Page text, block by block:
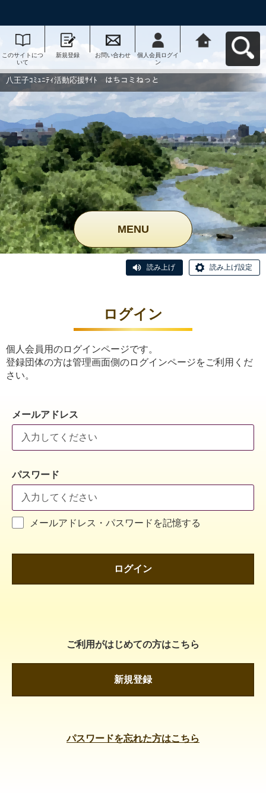
このサイトにつ
いて
新規登録 お問い合わせ
個人会員ログイ
ン
動応援ｻｲﾄ はち
コミねっとへ戻
八王子ｺﾐｭﾆﾃｨ活動応援ｻｲﾄ はちコミねっと
MENU
読み上げ 読み上げ設定
ログイン
個人会員用のログインページです。
登録団体の方は管理画面側のログインページをご利用くだ
さい。
メールアドレス
パスワード
メールアドレス・パスワードを記憶する
ログイン
ご利用がはじめての方はこちら
新規登録
パスワードを忘れた方はこちら